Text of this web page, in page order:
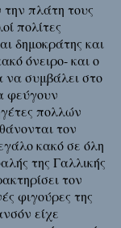
πλάτη τους
πολίτες
δημοκράτης και
όνειρο- και ο
να συμβάλει στο
φεύγουν
πολλών
τον
κακό σε όλη
της Γαλλικής
τον
φιγούρες της
είχε